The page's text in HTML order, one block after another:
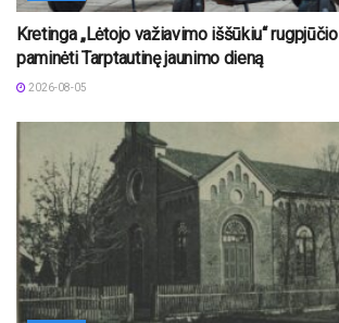
Kretinga „Lėtojo važiavimo iššūkiu“
paminėti Tarptautinę jaunimo dieną
2026-08-05